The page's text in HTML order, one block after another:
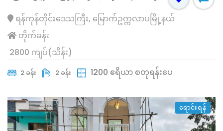
ရန်ကုန်တိုင်းဒေသကြီး, မြောက်ဥက္ကလာပမြို့နယ်
တိုက်ခန်း
2800 ကျပ်(သိန်း)
2 ခန်း 2 ခန်း 1200 ဧရိယာ စတုရန်းပေ
ရောင်းရန်